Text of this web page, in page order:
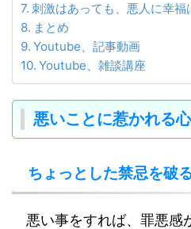
刺激はあっても、悪人に幸福
まとめ
Youtube、記事動画
Youtube、雑談講座
悪いことに惹かれる
ちょっとした禁忌を破
悪い事をすれば、罪悪感